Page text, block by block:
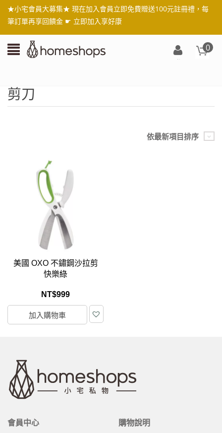
★小宅會員大募集★ 現在加入會員立即免費贈送100元註冊禮，每
筆訂單再享回饋金 ☛ 立即加入享好康
0
剪刀
依最新項目排序
美國 OXO 不鏽鋼沙拉剪
快樂綠
NT$999
加入購物車
會員中心 購物說明